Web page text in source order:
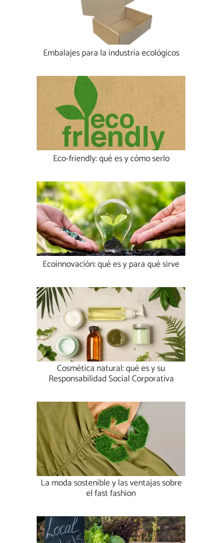
Embalajes para la industria ecológicos
Eco-friendly: qué es y cómo serlo
Ecoinnovación: qué es y para qué sirve
Cosmética natural: qué es y su
Responsabilidad Social Corporativa
La moda sostenible y las ventajas sobre
el fast fashion